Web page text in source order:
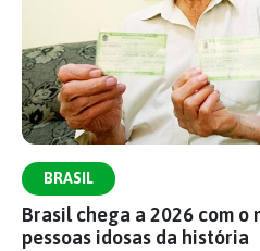
BRASIL
Brasil chega a 2026 com
pessoas idosas da história